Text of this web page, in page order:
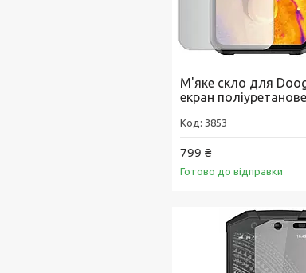
М'яке скло для
екран
3853
799 ₴
Готово до відправки